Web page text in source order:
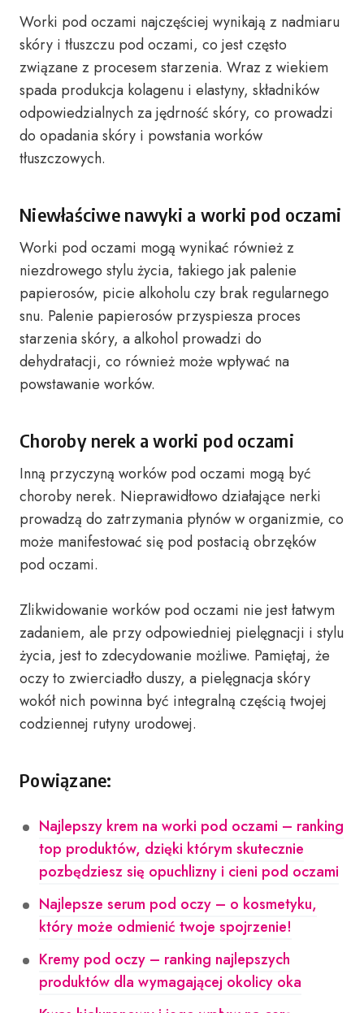
Worki pod oczami najczęściej wynikają z nadmiaru
skóry i tłuszczu pod oczami, co jest często
związane z procesem starzenia. Wraz z wiekiem
spada produkcja kolagenu i elastyny, składników
odpowiedzialnych za jędrność skóry, co prowadzi
do opadania skóry i powstania worków
tłuszczowych.
Niewłaściwe nawyki a worki pod oczami
Worki pod oczami mogą wynikać również z
niezdrowego stylu życia, takiego jak palenie
papierosów, picie alkoholu czy brak regularnego
snu. Palenie papierosów przyspiesza proces
starzenia skóry, a alkohol prowadzi do
dehydratacji, co również może wpływać na
powstawanie worków.
Choroby nerek a worki pod oczami
Inną przyczyną worków pod oczami mogą być
choroby nerek. Nieprawidłowo działające nerki
prowadzą do zatrzymania płynów w organizmie, co
może manifestować się pod postacią obrzęków
pod oczami.
Zlikwidowanie worków pod oczami nie jest łatwym
zadaniem, ale przy odpowiedniej pielęgnacji i stylu
życia, jest to zdecydowanie możliwe. Pamiętaj, że
oczy to zwierciadło duszy, a pielęgnacja skóry
wokół nich powinna być integralną częścią twojej
codziennej rutyny urodowej.
Powiązane:
Najlepszy krem na worki pod oczami – ranking
top produktów, dzięki którym skutecznie
pozbędziesz się opuchlizny i cieni pod oczami
Najlepsze serum pod oczy – o kosmetyku,
który może odmienić twoje spojrzenie!
Kremy pod oczy – ranking najlepszych
produktów dla wymagającej okolicy oka